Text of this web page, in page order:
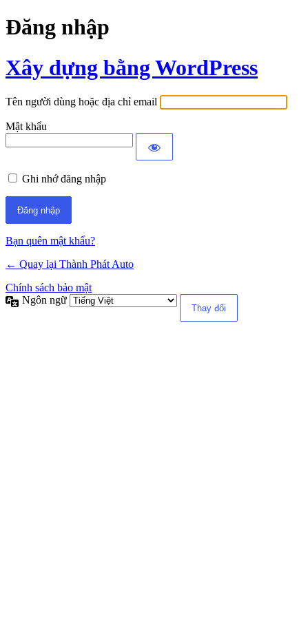
Đăng nhập
Xây dựng bằng WordPress
Tên người dùng hoặc địa chỉ email
Mật khẩu
Ghi nhớ đăng nhập
Bạn quên mật khẩu?
← Quay lại Thành Phát Auto
Chính sách bảo mật
Ngôn ngữ